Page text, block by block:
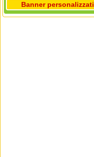
Banner personalizzati